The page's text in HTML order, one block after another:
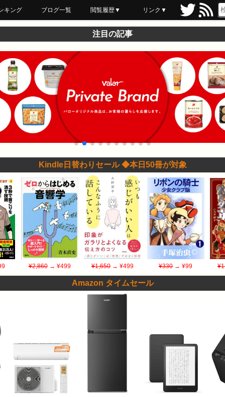
キング ブログ一覧 閲覧履歴▼
最近読んだ
あとで読む
ブックマーク
リンク▼
注目の記事
Kindle日替わりセール ◆本日50冊が対象
¥2,860→ ¥499 ¥1,650 → ¥499 ¥330 → ¥99
Amazon タイムセール